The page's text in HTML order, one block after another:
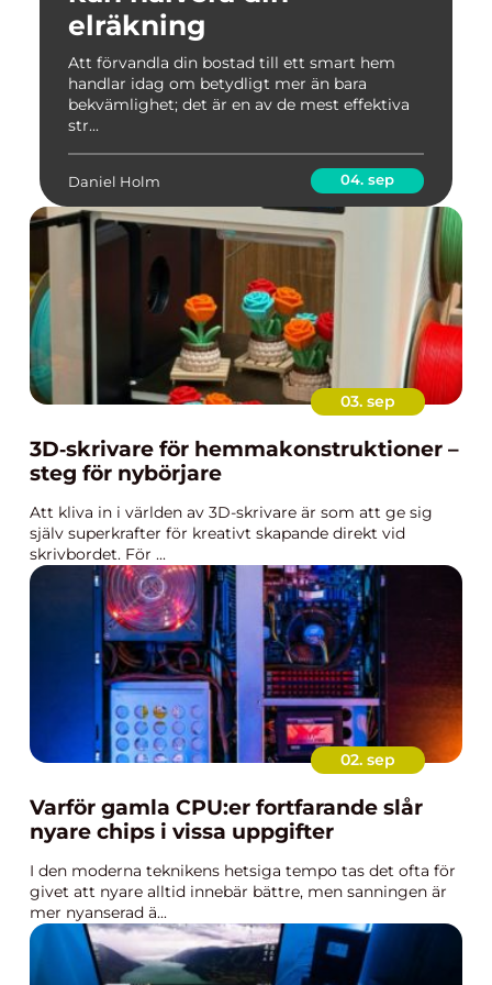
elräkning
Att förvandla din bostad till ett smart hem
handlar idag om betydligt mer än bara
bekvämlighet; det är en av de mest effektiva
str...
Daniel Holm 04. sep
03. sep
3D‑skrivare för hemmakonstruktioner –
steg för nybörjare
Att kliva in i världen av 3D-skrivare är som att ge sig
själv superkrafter för kreativt skapande direkt vid
skrivbordet. För ...
02. sep
Varför gamla CPU:er fortfarande slår
nyare chips i vissa uppgifter
I den moderna teknikens hetsiga tempo tas det ofta för
givet att nyare alltid innebär bättre, men sanningen är
mer nyanserad ä...